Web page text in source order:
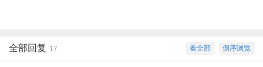
倒序浏览
看全部
全部回复 17